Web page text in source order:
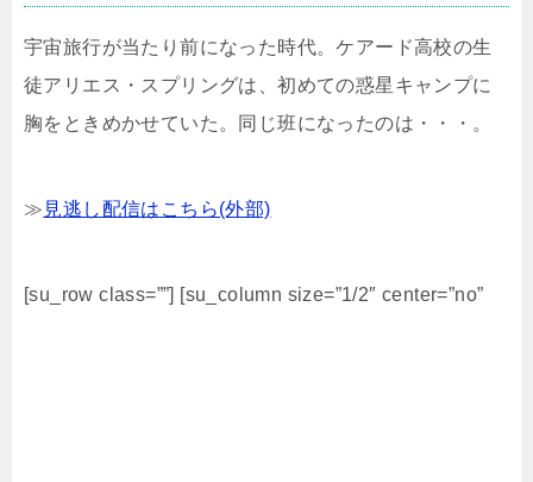
宇宙旅行が当たり前になった時代。ケアード高校の生
徒アリエス・スプリングは、初めての惑星キャンプに
胸をときめかせていた。同じ班になったのは・・・。
≫ 見逃し配信はこちら(外部)
[su_row class=””] [su_column size=”1/2″ center=”no”